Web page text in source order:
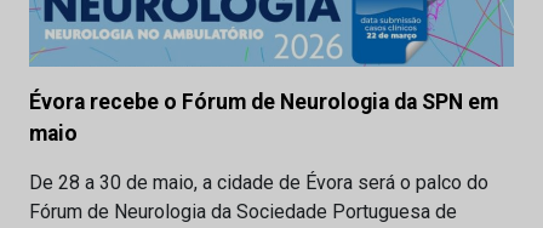
Évora recebe o Fórum de Neurologia da SPN em
maio
De 28 a 30 de maio, a cidade de Évora será o palco do
Fórum de Neurologia da Sociedade Portuguesa de